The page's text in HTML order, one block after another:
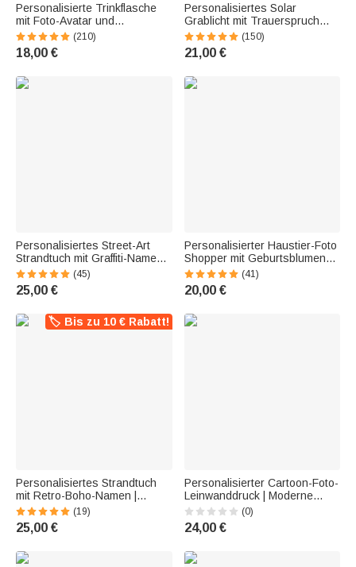
Personalisierte Trinkflasche
mit Foto-Avatar und
Namenswolke | BPA-frei |
Edelstahl isoliert oder Tritan |
Einschulung Geburtstag
(210)
18,00 €
Personalisiertes Solar
Grablicht mit Trauerspruch
und Foto | mit Namen und
Datum | Garten | Friedhof |
Erinnerung Geschenk für
(150)
21,00 €
Personalisiertes Street-Art
Strandtuch mit Graffiti-Namen |
sandabweisend |
schnelltrocknend | Badetuch |
Sommer Urlaub Geschenk für
(45)
25,00 €
Personalisierter Haustier-Foto
Shopper mit Geburtsblumen
Namen | großes
Fassungsvermögen | Cord
Tasche | Tote Bag |
Frauchen
(41)
20,00 €
🏷️ Bis zu 10 € Rabatt!
Personalisiertes Strandtuch
mit Retro-Boho-Namen |
schnelltrocknend | Badetuch |
Reisezubehör | Party
Geburtstag Sommer Urlaub
(19)
25,00 €
Personalisierter Cartoon-Foto-
Leinwanddruck | Moderne
Wanddeko | Geschenk für
Familie & Freunde zu
Geburtstag & Jubiläum
(0)
24,00 €